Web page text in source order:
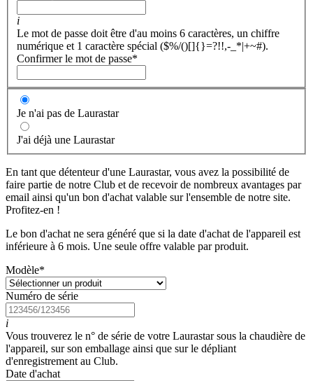
i
Le mot de passe doit être d'au moins 6 caractères, un chiffre
numérique et 1 caractère spécial ($%/()[]{}=?!!,-_*|+~#).
Confirmer le mot de passe*
Je n'ai pas de Laurastar
J'ai déjà une Laurastar
En tant que détenteur d'une Laurastar, vous avez la possibilité de
faire partie de notre Club et de recevoir de nombreux avantages par
email ainsi qu'un bon d'achat valable sur l'ensemble de notre site.
Profitez-en !
Le bon d'achat ne sera généré que si la date d'achat de l'appareil est
inférieure à 6 mois. Une seule offre valable par produit.
Modèle*
Numéro de série
i
Vous trouverez le n° de série de votre Laurastar sous la chaudière de
l'appareil, sur son emballage ainsi que sur le dépliant
d'enregistrement au Club.
Date d'achat